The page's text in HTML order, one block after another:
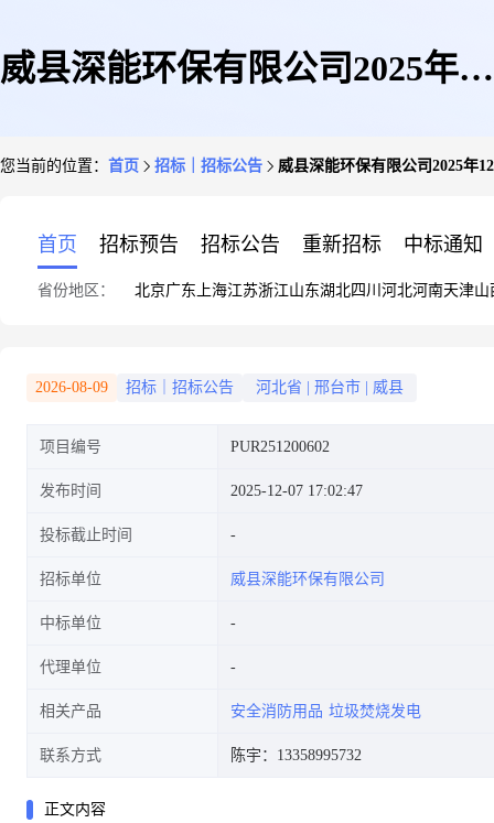
威县深能环保有限公司2025年12
您当前的位置： 首页 招标｜招标公告 威县深能环保有限公司2025年
首页 招标预告 招标公告 重新招标 中标通知
省份地区： 北京广东 上海江苏浙江山东湖北四川 河北河南天津山
2026-08-09 招标｜招标公告 河北省 邢台市 威县
项目编号 PUR251200602
发布时间 2025-12-07 17:02:47
投标截止时间
招标单位 威县深能环保有限公司
中标单位
代理单位
相关产品 安全消防用品 垃圾焚烧发电
联系方式 陈宇：13358995732
正文内容